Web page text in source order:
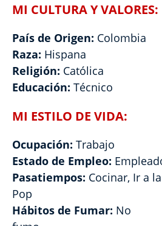
MI CULTURA Y VALORES:
País de Origen: Colombia
Raza: Hispana
Religión: Católica
Educación: Técnico
MI ESTILO DE VIDA:
Ocupación: Trabajo
Estado de Empleo:
Pasatiempos: Cocinar, Ir a
Pop
Hábitos de Fumar: No